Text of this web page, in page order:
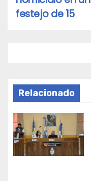
entradas
festejo de 15
Relacionado